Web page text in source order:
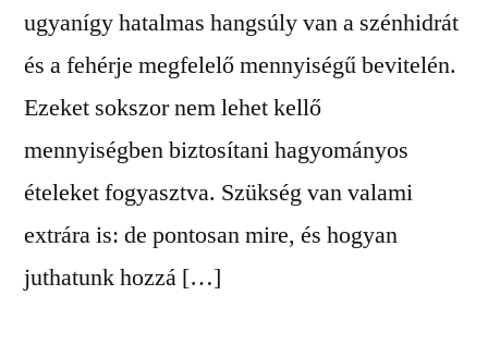
ugyanígy hatalmas hangsúly van a szénhidrát
és a fehérje megfelelő mennyiségű bevitelén.
Ezeket sokszor nem lehet kellő
mennyiségben biztosítani hagyományos
ételeket fogyasztva. Szükség van valami
extrára is: de pontosan mire, és hogyan
juthatunk hozzá […]